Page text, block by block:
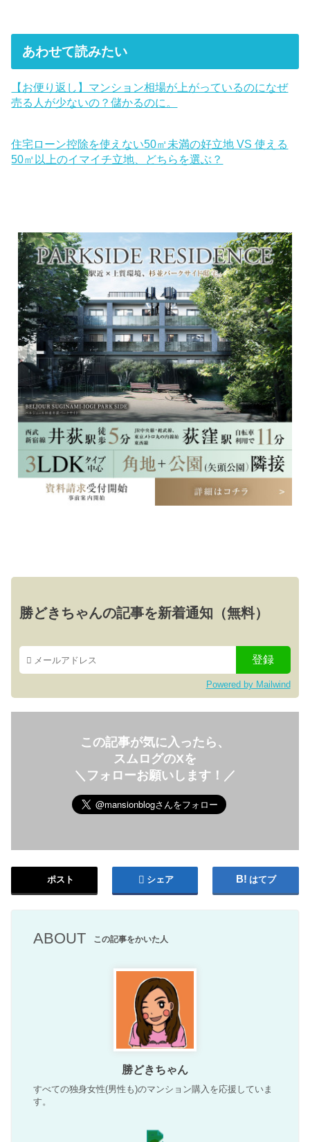
あわせて読みたい
【お便り返し】マンション相場が上がっているのになぜ
売る人が少ないの？儲かるのに。
住宅ローン控除を使えない50㎡未満の好立地 VS 使える
50㎡以上のイマイチ立地、どちらを選ぶ？
勝どきちゃんの記事を新着通知（無料）
Powered by Mailwind
この記事が気に入ったら、
スムログのXを
＼フォローお願いします！／
ポスト シェア はてブ
ABOUT この記事をかいた人
勝どきちゃん
すべての独身女性(男性も)のマンション購入を応援していま
す。